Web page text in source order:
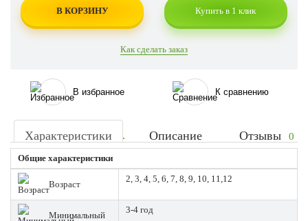
В КОРЗИНУ Купить в 1 клик
Как сделать заказ
В избранное К сравнению
Характеристики Описание Отзывы 0
Общие характеристики
Возраст
2, 3, 4, 5, 6, 7, 8, 9, 10, 11,12
Минимальный
3-4 год